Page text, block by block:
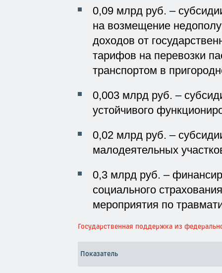
0,09 млрд руб. –
на возмещение
доходов от
тарифов на перевозки
транспортом в
0,003 млрд руб. –
устойчивого
0,02 млрд руб. –
малодеятельных
0,3 млрд руб. –
социального
мероприятия по
Государственная поддержка из
Показатель